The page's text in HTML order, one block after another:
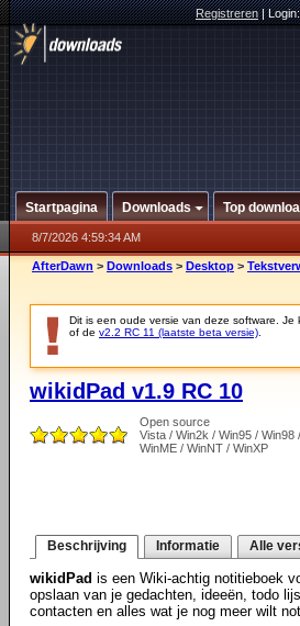
Registreren|
Startpagina Downloads Top
8/7/2026 4:59:34 AM
AfterDawn > Downloads > Desktop >
Dit is een oude versie van deze software. Je
of de v2.2 RC 11 (laatste beta versie)
wikidPad v1.9 RC 10
Open source
Vista / Win2k / Win95 / Win98 /
WinME / WinNT / WinXP
Beschrijving Informatie Alle
wikidPad is een Wiki-achtig notitieboek
opslaan van je gedachten, ideeën, todo
contacten en alles wat je nog meer wilt